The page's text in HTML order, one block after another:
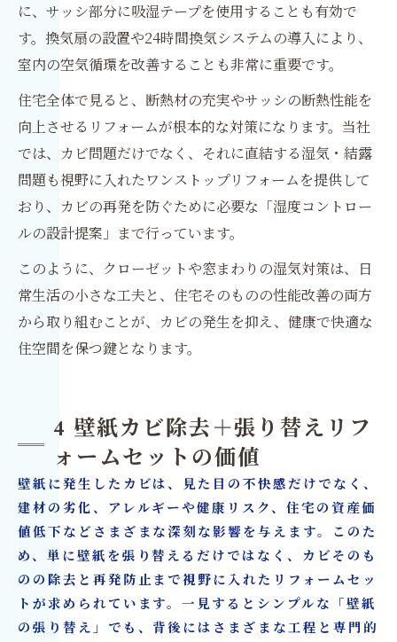
に、サッシ部分に吸湿テープを使用することも有効で
す。換気扇の設置や24時間換気システムの導入により、
室内の空気循環を改善することも非常に重要です。
住宅全体で見ると、断熱材の充実やサッシの断熱性能を
向上させるリフォームが根本的な対策になります。当社
では、カビ問題だけでなく、それに直結する湿気・結露
問題も視野に入れたワンストップリフォームを提供して
おり、カビの再発を防ぐために必要な「湿度コントロー
ルの設計提案」まで行っています。
このように、クローゼットや窓まわりの湿気対策は、日
常生活の小さな工夫と、住宅そのものの性能改善の両方
から取り組むことが、カビの発生を抑え、健康で快適な
住空間を保つ鍵となります。
4 壁紙カビ除去＋張り替えリフ
ォームセットの価値
壁紙に発生したカビは、見た目の不快感だけでなく、
建材の劣化、アレルギーや健康リスク、住宅の資産価
値低下などさまざまな深刻な影響を与えます。このた
め、単に壁紙を張り替えるだけではなく、カビそのも
のの除去と再発防止まで視野に入れたリフォームセッ
トが求められています。一見するとシンプルな「壁紙
の張り替え」でも、背後にはさまざまな工程と専門的